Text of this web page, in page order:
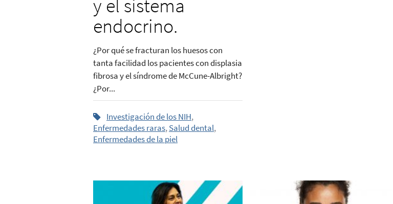
y el sistema
endocrino.
¿Por qué se fracturan los huesos con
tanta facilidad los pacientes con displasia
fibrosa y el síndrome de McCune-Albright?
¿Por...
Investigación de los NIH,
Enfermedades raras,Salud dental,
Enfermedades de la piel